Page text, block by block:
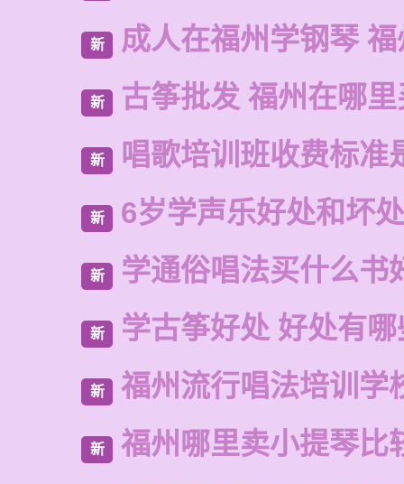
新 成人在福州学钢琴
新 古筝批发 福州在哪
新 唱歌培训班收费标准
新 6岁学声乐好处和坏处
新 学通俗唱法买什么书
新 学古筝好处 好处有哪
新 福州流行唱法培训学
新 福州哪里卖小提琴比